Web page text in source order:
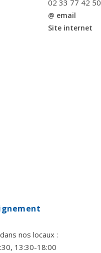
02 33 77 42 50
@ email
Site internet
nos locaux :
13:30-18:00